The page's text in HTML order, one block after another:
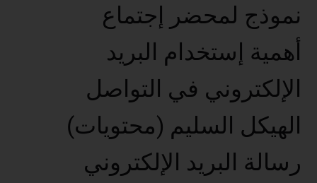
نموذج لمحضر إجتماع
أهمية إستخدام البريد
الإلكتروني في التواصل
الهيكل السليم (محتويات)
رسالة البريد الإلكتروني